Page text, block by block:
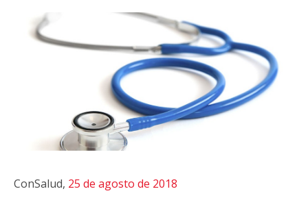
ConSalud, 25 de agosto de 2018